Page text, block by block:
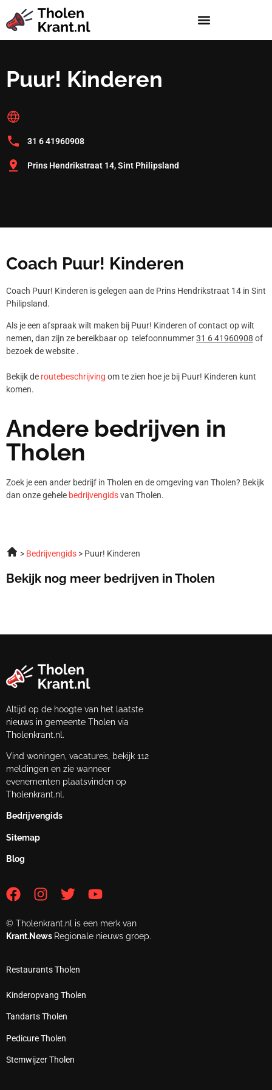
Puur! Kinderen
31 6 41960908
Prins Hendrikstraat 14, Sint Philipsland
Coach Puur! Kinderen
Coach Puur! Kinderen is gelegen aan de Prins Hendrikstraat 14 in Sint
Philipsland.
Als je een afspraak wilt maken bij Puur! Kinderen of contact op wilt
nemen, dan zijn ze bereikbaar op telefoonnummer31 6 41960908 of
bezoek de website .
Bekijk de routebeschrijving om te zien hoe je bij Puur! Kinderen kunt
komen.
Andere bedrijven in
Tholen
Zoek je een ander bedrijf in Tholen en de omgeving van Tholen? Bekijk
dan onze gehele bedrijvengidsvan Tholen.
Bedrijvengids Puur! Kinderen
Bekijk nog meer bedrijven in Tholen
Altijd op de hoogte van het laatste
nieuws in gemeente Tholen via
Tholenkrant.nl.
Vind woningen, vacatures, bekijk 112
meldingen en zie wanneer
evenementen plaatsvinden op
Tholenkrant.nl.
Bedrijvengids
Sitemap
Blog
© Tholenkrant.nl is een merk van
Krant.News Regionale nieuws groep.
Restaurants Tholen
Kinderopvang Tholen
Tandarts Tholen
Pedicure Tholen
Stemwijzer Tholen